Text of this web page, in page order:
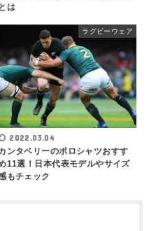
とは
ラグビーウェア
2022.03.04
ンタベリーのポロシャツおすす
11選！日本代表モデルやサイズ
もチェック